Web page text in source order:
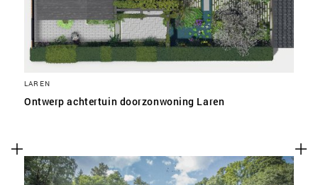
LAREN
Ontwerp achtertuin doorzonwoning Laren